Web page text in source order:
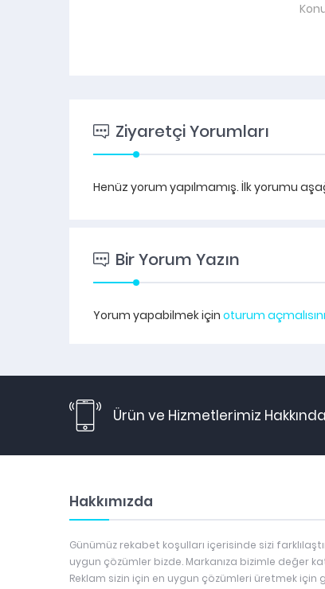
Ziyaretçi Yorumları
Henüz yorum yapılmamış. İlk yorumu
Bir Yorum Yazın
Yorum yapabilmek için oturum
Ürün ve Hizmetlerimiz
Hakkımızda
Günümüz rekabet koşulları içerisinde sizi
uygun çözümler bizde. Markanıza bizimle değer
Reklam sizin için en uygun çözümleri üretmek için